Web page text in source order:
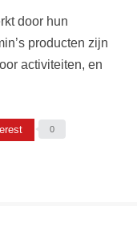
door hun
producten zijn
activiteiten, en
0